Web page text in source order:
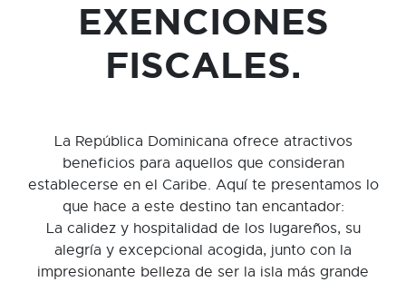
EXENCIONES
FISCALES.
La República Dominicana ofrece atractivos
beneficios para aquellos que consideran
establecerse en el Caribe. Aquí te presentamos lo
que hace a este destino tan encantador:
La calidez y hospitalidad de los lugareños, su
alegría y excepcional acogida, junto con la
impresionante belleza de ser la isla más grande